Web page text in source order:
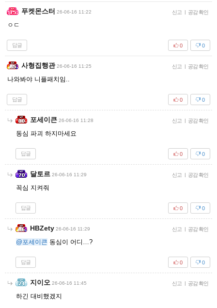
푸켓몬스터 26-06-16 11:22 신고 공감 확인
ㅇㄷ
답글 0
0
사형집행관 26-06-16 11:25 신고 공감 확인
나와봐야 니플패치임..
답글 0
0
포세이큰 26-06-16 11:28 신고 공감 확인
동심 파괴 하지마세요
답글 0
0
달토르 26-06-16 11:29 신고 공감 확인
꼭심 지켜줘
답글 0
0
HBZety 26-06-16 11:29 신고 공감 확인
@포세이큰 동심이 어디…?
답글 0
0
지이오 26-06-16 11:45 신고 공감 확인
하긴 대비했겠지